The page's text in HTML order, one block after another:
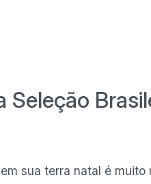
em sua terra natal é